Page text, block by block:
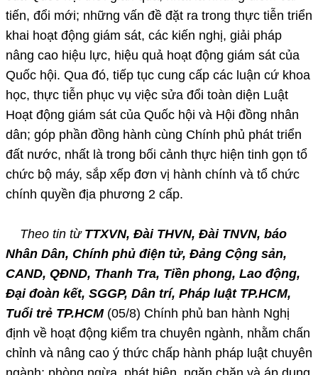
tiến, đổi mới; những vấn đề đặt ra trong thực tiễn triển
khai hoạt động giám sát, các kiến nghị, giải pháp
nâng cao hiệu lực, hiệu quả hoạt động giám sát của
Quốc hội. Qua đó, tiếp tục cung cấp các luận cứ khoa
học, thực tiễn phục vụ việc sửa đổi toàn diện Luật
Hoạt động giám sát của Quốc hội và Hội đồng nhân
dân; góp phần đồng hành cùng Chính phủ phát triển
đất nước, nhất là trong bối cảnh thực hiện tinh gọn tổ
chức bộ máy, sắp xếp đơn vị hành chính và tổ chức
chính quyền địa phương 2 cấp.
Theo tin từTTXVN, Đài THVN, Đài TNVN, báo
Nhân Dân, Chính phủ điện tử, Đảng Cộng sản,
CAND, QĐND, Thanh Tra, Tiền phong, Lao động,
Đại đoàn kết, SGGP, Dân trí, Pháp luật TP.HCM,
Tuổi trẻ TP.HCM (05/8) Chính phủ ban hành Nghị
định về hoạt động kiểm tra chuyên ngành, nhằm chấn
chỉnh và nâng cao ý thức chấp hành pháp luật chuyên